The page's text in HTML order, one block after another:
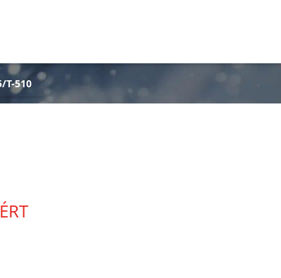
T-510